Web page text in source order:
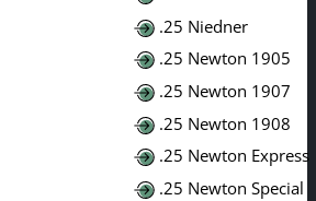
.25 Niedner
.25 Newton 1905
.25 Newton 1907
.25 Newton 1908
.25 Newton Express
.25 Newton Special